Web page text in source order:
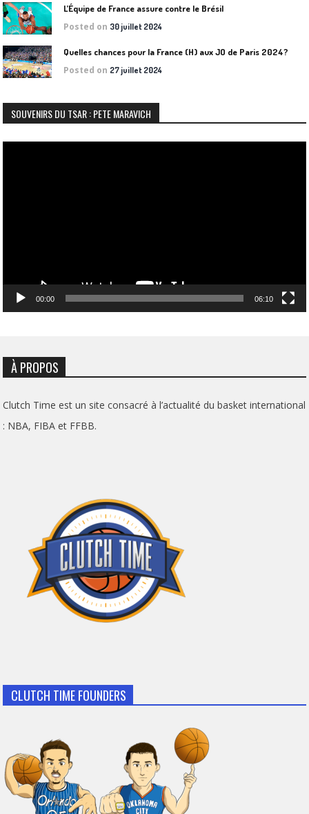
L’Équipe de France assure contre le Brésil
Posted on 30 juillet 2024
Quelles chances pour la France (H) aux JO de Paris 2024?
Posted on 27 juillet 2024
SOUVENIRS DU TSAR : PETE MARAVICH
00:00 06:10
À PROPOS
Clutch Time est un site consacré à l’actualité du basket international
: NBA, FIBA et FFBB.
CLUTCH TIME FOUNDERS